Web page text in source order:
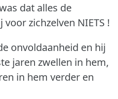
dat alles de
zichzelven NIETS !
onvoldaanheid en hij
jaren zwellen in hem,
in hem verder en